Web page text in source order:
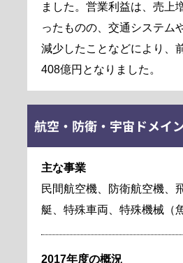
ました。営業利益は、売上
ったものの、交通システム
減少したことなどにより、
408億円となりました。
航空・防衛・宇宙ドメイ
主な事業
民間航空機、防衛航空機、
艇、特殊車両、特殊機械（
2017年度の概況